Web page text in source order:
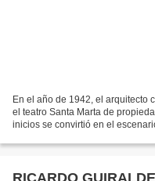
En el año de 1942, el arquitecto
el teatro Santa Marta de
inicios se convirtió en el
RICARDO